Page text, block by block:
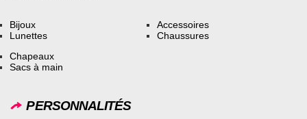
Bijoux
Lunettes
Accessoires
Chaussures
Chapeaux
Sacs à main
PERSONNALITÉS